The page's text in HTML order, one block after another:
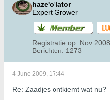
haze'o'lator
Expert Grower
Registratie op: Nov 2008
Berichten: 1273
4 June 2009, 17:44
Re: Zaadjes ontkiemt wat nu?